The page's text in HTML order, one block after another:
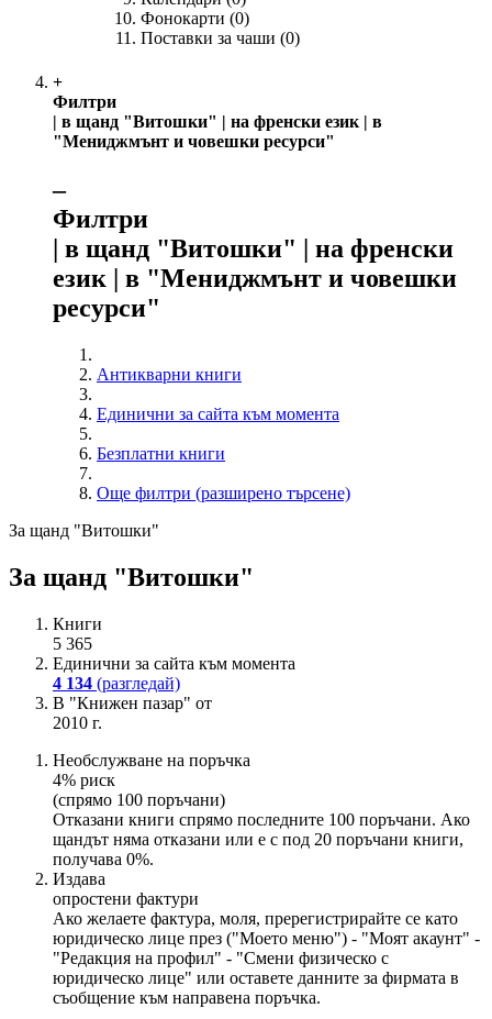
Фонокарти (0)
Поставки за чаши (0)
+
Филтри
| в щанд "Витошки" | на френски език | в
"Мениджмънт и човешки ресурси"
‒
Филтри
| в щанд "Витошки" | на френски
език | в "Мениджмънт и човешки
ресурси"
Антикварни книги
Единични за сайта към момента
Безплатни книги
Още филтри (разширено търсене)
За щанд "Витошки"
За щанд "Витошки"
Книги
5 365
Единични за сайта към момента
4 134 (разгледай)
В "Книжен пазар" от
2010 г.
Необслужване на поръчка
4% риск
(спрямо 100 поръчани)
Отказани книги спрямо последните 100 поръчани. Ако
щандът няма отказани или е с под 20 поръчани книги,
получава 0%.
Издава
опростени фактури
Ако желаете фактура, моля, пререгистрирайте се като
юридическо лице през ("Моето меню") - "Моят акаунт" -
"Редакция на профил" - "Смени физическо с
юридическо лице" или оставете данните за фирмата в
съобщение към направена поръчка.